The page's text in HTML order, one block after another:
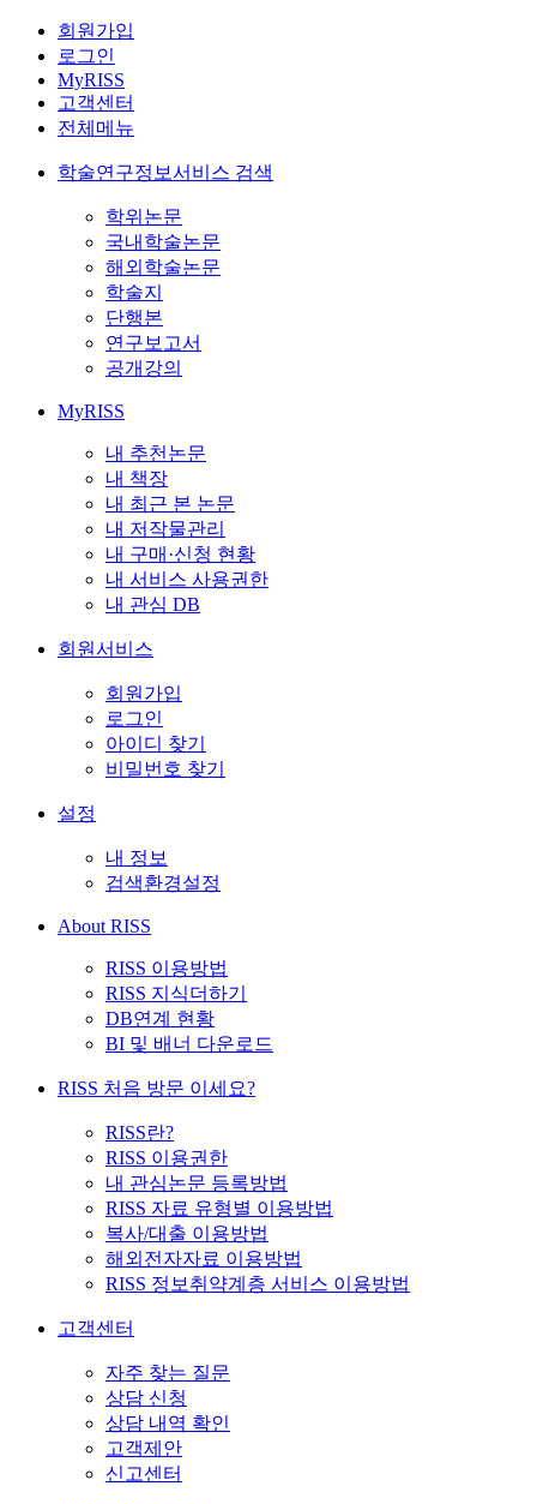
회원가입
로그인
MyRISS
고객센터
전체메뉴
학술연구정보서비스 검색
학위논문
국내학술논문
해외학술논문
학술지
단행본
연구보고서
공개강의
MyRISS
내 추천논문
내 책장
내 최근 본 논문
내 저작물관리
내 구매·신청 현황
내 서비스 사용권한
내 관심 DB
회원서비스
회원가입
로그인
아이디 찾기
비밀번호 찾기
설정
내 정보
검색환경설정
About RISS
RISS 이용방법
RISS 지식더하기
DB연계 현황
BI 및 배너 다운로드
RISS 처음 방문 이세요?
RISS란?
RISS 이용권한
내 관심논문 등록방법
RISS 자료 유형별 이용방법
복사/대출 이용방법
해외전자자료 이용방법
RISS 정보취약계층 서비스 이용방법
고객센터
자주 찾는 질문
상담 신청
상담 내역 확인
고객제안
신고센터